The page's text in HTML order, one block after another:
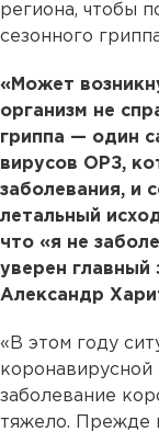
региона, чтобы
сезонного
«Может
организм не
гриппа — один
вирусов ОРЗ,
заболевания, и
летальный
что «я не
уверен главный
Александр
«В этом году
заболевание
тяжело. Прежде